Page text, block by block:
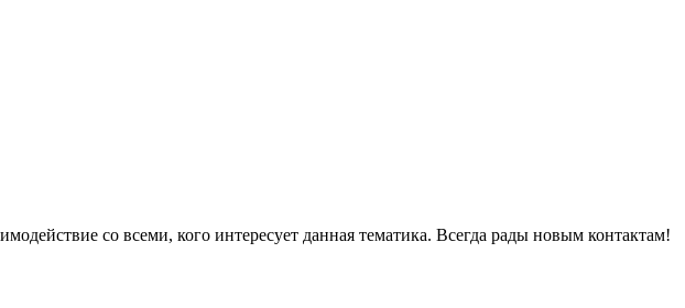
со всеми, кого интересует данная тематика. Всегда рады новым контактам!